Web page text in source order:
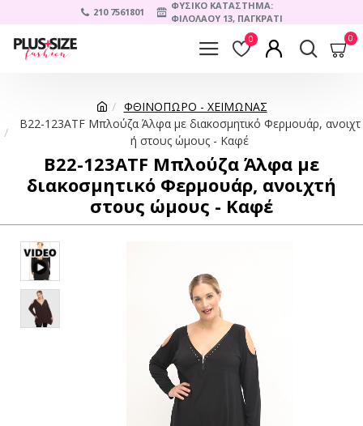
210 7561801
ΦΥΣΙΚΟ ΚΑΤΑΣΤΗΜΑ:
ΦΙΛΟΛΑΟΥ 13, ΠΑΓΚΡΑΤΙ
0 0
ΦΘΙΝΟΠΩΡΟ - ΧΕΙΜΩΝΑΣ
B22-123ATF Μπλούζα Άλφα με διακοσμητικό Φερμουάρ, ανοιχτ
ή στους ώμους - Καφέ
B22-123ATF Μπλούζα Άλφα με
διακοσμητικό Φερμουάρ, ανοιχτή
στους ώμους - Καφέ